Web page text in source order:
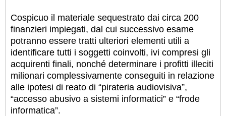
Cospicuo il materiale sequestrato dai circa 200
finanzieri impiegati, dal cui successivo esame
potranno essere tratti ulteriori elementi utili a
identificare tutti i soggetti coinvolti, ivi compresi gli
acquirenti finali, nonché determinare i profitti illeciti
milionari complessivamente conseguiti in relazione
alle ipotesi di reato di “pirateria audiovisiva”,
“accesso abusivo a sistemi informatici” e “frode
informatica”.